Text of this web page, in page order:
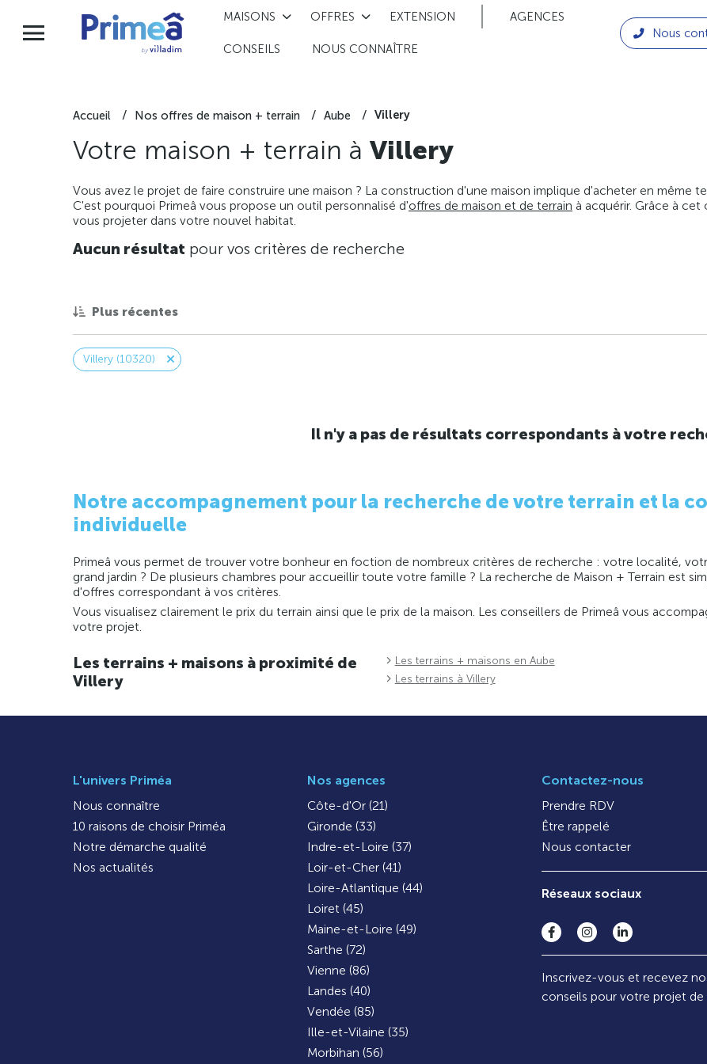
MAISONS OFFRES EXTENSION AGENCES
CONSEILS NOUS CONNAÎTRE
Nous
Accueil Nos offres de maison + terrain Aube Villery
Votre maison + terrain à Villery
Vous avez le projet de faire construire une maison ? La construction d'une maison implique d'acheter en même
C'est pourquoi Primeâ vous propose un outil personnalisé d'offres de maison et de terrain à acquérir. Grâce à
vous projeter dans votre nouvel habitat.
Aucun résultat pour vos critères de recherche
Plus récentes
Villery (10320)
Il n'y a pas de résultats correspondants à votre
Notre accompagnement pour la recherche de votre terrain et la
individuelle
Primeâ vous permet de trouver votre bonheur en foction de nombreux critères de recherche : votre localité,
grand jardin ? De plusieurs chambres pour accueillir toute votre famille ? La recherche de Maison + Terrain est
d'offres correspondant à vos critères.
Vous visualisez clairement le prix du terrain ainsi que le prix de la maison. Les conseillers de Primeâ vous
votre projet.
Les terrains + maisons à proximité de
Villery
Les terrains + maisons en Aube
Les terrains à Villery
L'univers Priméa
Nous connaître
10 raisons de choisir Priméa
Notre démarche qualité
Nos actualités
Nos agences
Côte-d'Or (21)
Gironde (33)
Indre-et-Loire (37)
Loir-et-Cher (41)
Loire-Atlantique (44)
Loiret (45)
Maine-et-Loire (49)
Sarthe (72)
Vienne (86)
Landes (40)
Vendée (85)
Ille-et-Vilaine (35)
Morbihan (56)
Contactez-nous
Prendre RDV
Être rappelé
Nous contacter
Réseaux sociaux
Inscrivez-vous et recevez
conseils pour votre projet de